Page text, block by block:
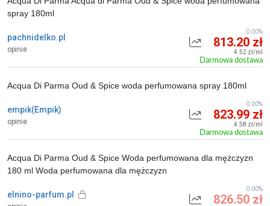
pachnidelko.pl
opinie
spray 180ml
813.20 zł
4.52 zł/ml
Darmowa dostawa
0.00%
empik(Empik)
opinie
Acqua Di Parma Oud & Spice woda perfumowana spray 180ml
823.99 zł
4.58 zł/ml
Darmowa dostawa
0.00%
elnino-parfum.pl
Acqua Di Parma Oud & Spice Woda perfumowana dla mężczyzn
180 ml Woda perfumowana dla mężczyzn
826.50 zł
0.00%